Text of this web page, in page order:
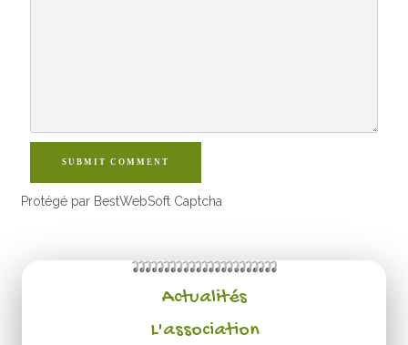
SUBMIT COMMENT
Protégé par BestWebSoft Captcha
Actualités
L'association